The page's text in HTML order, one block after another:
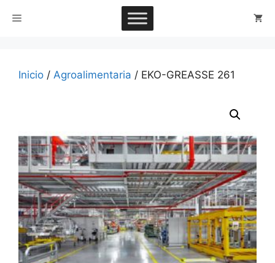
Menú
Inicio / Agroalimentaria / EKO-GREASSE 261